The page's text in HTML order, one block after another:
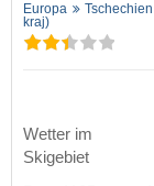
Europa Tschechien
kraj)
Wetter im
Skigebiet